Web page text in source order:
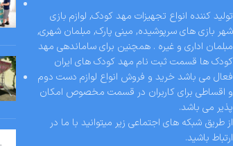
تولید کننده انواع تجهیزات مهد کودک, لوازم بازی
شهر بازی های سرپوشیده, مینی پارک, مبلمان شهری,
مبلمان اداری و غیره . همچنین برای ساماندهی مهد
کودک ها قسمت ثبت نام مهد کودک های ایران
فعال می باشد خرید و فروش انواع لوازم دست دوم
و اقساطی برای کاربران در قسمت مخصوص امکان
پذیر می باشد.
از طریق شبکه های اجتماعی زیر میتوانید با ما در
ارتباط باشید.